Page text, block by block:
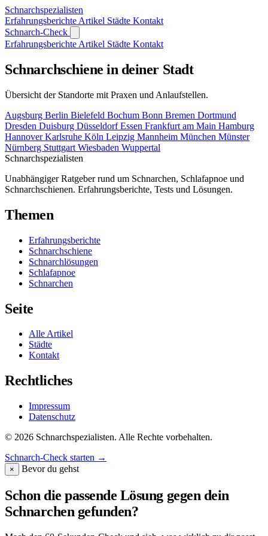
Schnarchspezialisten
Erfahrungsberichte Artikel Städte Kontakt
Schnarch-Check
Erfahrungsberichte Artikel Städte Kontakt
Schnarchschiene in deiner Stadt
Übersicht der Standorte mit Praxen und Anlaufstellen.
Augsburg Berlin Bielefeld Bochum Bonn Bremen Dortmund
Dresden Duisburg DüsseldorfEssen Frankfurt am Main Hamburg
HannoverKarlsruhe Köln Leipzig Mannheim München Münster
Nürnberg Stuttgart Wiesbaden Wuppertal
Schnarchspezialisten
Unabhängiger Ratgeber rund um Schnarchen, Schlafapnoe und
Schnarchschienen. Erfahrungsberichte, Tests und Lösungen.
Themen
Erfahrungsberichte
Schnarchschiene
Schnarchlösungen
Schlafapnoe
Schnarchen
Seite
Alle Artikel
Städte
Kontakt
Rechtliches
Impressum
Datenschutz
© 2026 Schnarchspezialisten. Alle Rechte vorbehalten.
Schnarch-Check starten →
× Bevor du gehst
Schon die passende Lösung gegen dein
Schnarchen gefunden?